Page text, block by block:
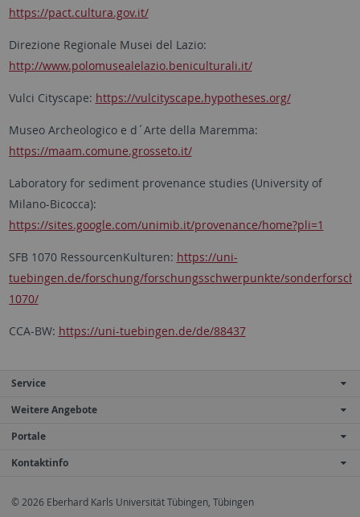
https://pact.cultura.gov.it/
Direzione Regionale Musei del Lazio:
http://www.polomusealelazio.beniculturali.it/
Vulci Cityscape: https://vulcityscape.hypotheses.org/
Museo Archeologico e d´Arte della Maremma:
https://maam.comune.grosseto.it/
Laboratory for sediment provenance studies (University of
Milano-Bicocca):
https://sites.google.com/unimib.it/provenance/home?pli=1
SFB 1070 RessourcenKulturen: https://uni-
tuebingen.de/forschung/forschungsschwerpunkte/
1070/
CCA-BW: https://uni-tuebingen.de/de/88437
Service
Weitere Angebote
Portale
Kontaktinfo
© 2026 Eberhard Karls Universität Tübingen, Tübingen